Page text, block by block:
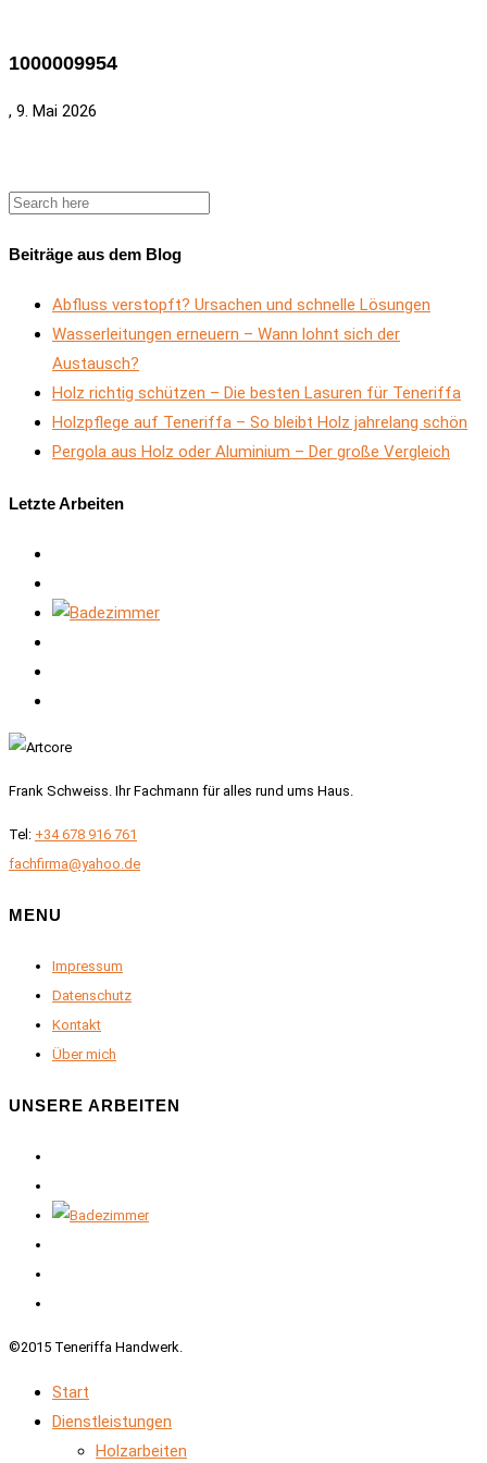
1000009954
, 9. Mai 2026
Beiträge aus dem Blog
Abfluss verstopft? Ursachen und schnelle Lösungen
Wasserleitungen erneuern – Wann lohnt sich der
Austausch?
Holz richtig schützen – Die besten Lasuren für Teneriffa
Holzpflege auf Teneriffa – So bleibt Holz jahrelang schön
Pergola aus Holz oder Aluminium – Der große Vergleich
Letzte Arbeiten
Frank Schweiss. Ihr Fachmann für alles rund ums Haus.
Tel: +34 678 916 761
fachfirma@yahoo.de
MENU
Impressum
Datenschutz
Kontakt
Über mich
UNSERE ARBEITEN
©2015 Teneriffa Handwerk.
Start
Dienstleistungen
Holzarbeiten